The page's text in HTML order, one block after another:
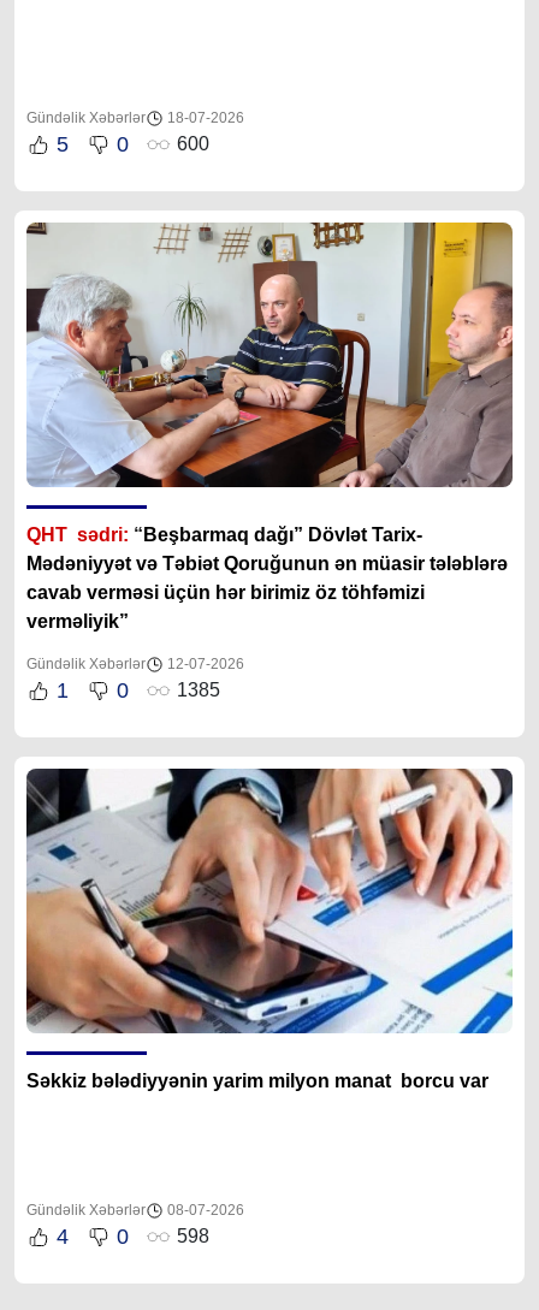
Gündəlik Xəbərlər 18-07-2026
5 0 600
QHT sədri: “ Beşbarmaq dağı” Dövlət Tarix-
Mədəniyyət və Təbiət Qoruğunun ən müasir tələblərə
cavab verməsi üçün hər birimiz öz töhfəmizi
verməliyik”
Gündəlik Xəbərlər 12-07-2026
1 0 1385
Səkkiz bələdiyyənin yarim milyon manat borcu var
Gündəlik Xəbərlər 08-07-2026
4 0 598